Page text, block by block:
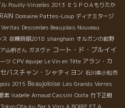
Pouilly-Vinzelles 2013 ＥＳＰＯＡもりたか
Domaine Pattes-Loup ディナミタージ
Descombes Beaujolais Nouveau
ス 収穫時期2018 shanghain オルガンの紺野
山枡さん ガヌヴァ コート・ド・ブルイイ
ツ CPV équipe Le Vin en Tête アラン・カ
セバスチャン・シャティヨン 石川県小松市
2015 Beaujoloise Les Grands Verres
素 Isabelle Arnaud Cassini Ooita 竹下正樹